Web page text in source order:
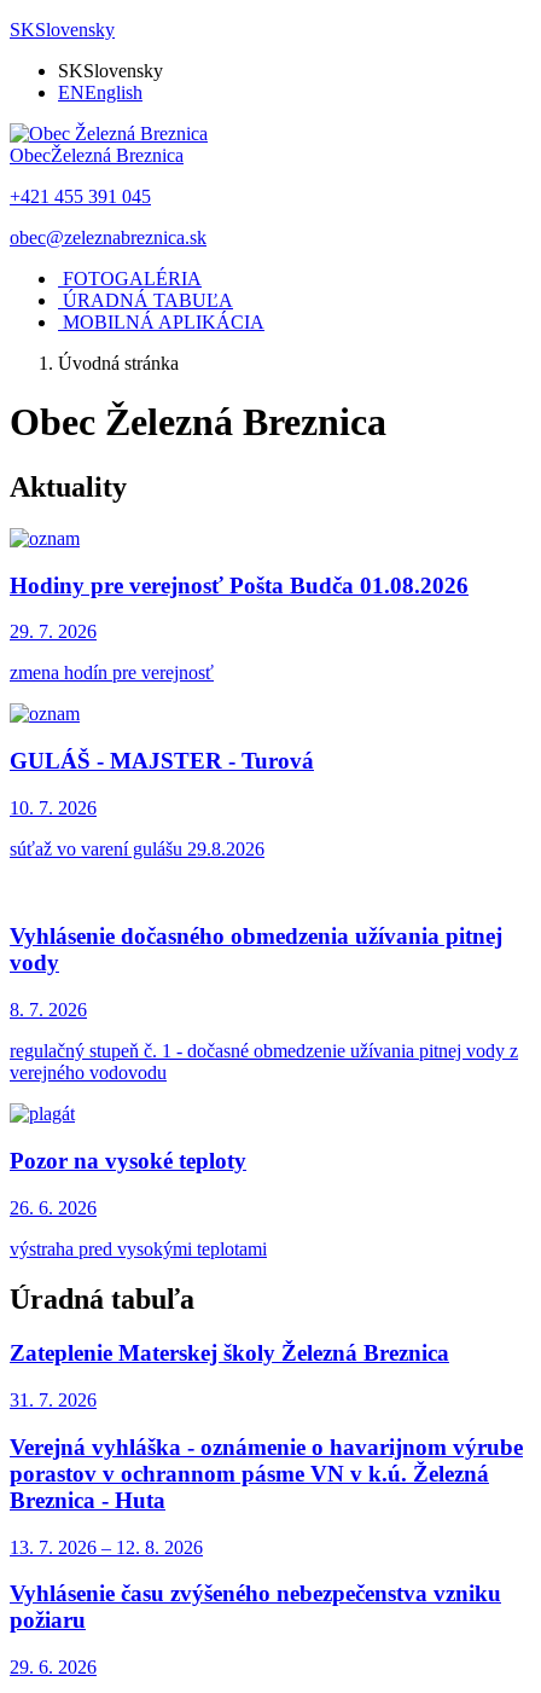
SKSlovensky
SKSlovensky
ENEnglish
ObecŽelezná Breznica
+421 455 391 045
obec@zeleznabreznica.sk
FOTOGALÉRIA
ÚRADNÁ TABUĽA
MOBILNÁ APLIKÁCIA
Úvodná stránka
Obec Železná Breznica
Aktuality
Hodiny pre verejnosť Pošta Budča 01.08.2026
29. 7. 2026
zmena hodín pre verejnosť
GULÁŠ - MAJSTER - Turová
10. 7. 2026
súťaž vo varení gulášu 29.8.2026
Vyhlásenie dočasného obmedzenia užívania pitnej
vody
8. 7. 2026
regulačný stupeň č. 1 - dočasné obmedzenie užívania pitnej vody z
verejného vodovodu
Pozor na vysoké teploty
26. 6. 2026
výstraha pred vysokými teplotami
Úradná tabuľa
Zateplenie Materskej školy Železná Breznica
31. 7. 2026
Verejná vyhláška - oznámenie o havarijnom výrube
porastov v ochrannom pásme VN v k.ú. Železná
Breznica - Huta
13. 7. 2026 – 12. 8. 2026
Vyhlásenie času zvýšeného nebezpečenstva vzniku
požiaru
29. 6. 2026